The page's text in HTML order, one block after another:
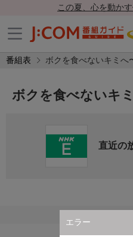
この夏、心を動か
番組表 ボクを食べないキミへ
エラー
ボクを食べないキ
直近の